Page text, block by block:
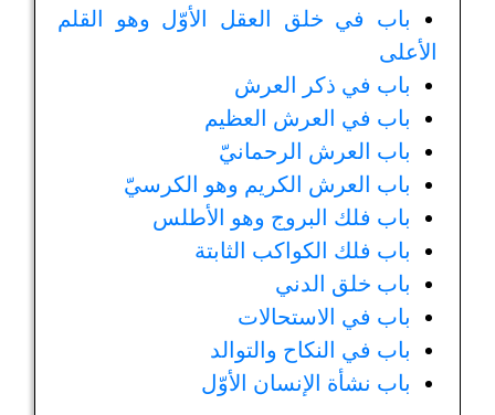
باب في خلق العقل الأوّل وهو القلم
الأعلى
باب في ذكر العرش
باب في العرش العظيم
باب العرش الرحمانيّ
باب العرش الكريم وهو الكرسيّ
باب فلك البروج وهو الأطلس
باب فلك الكواكب الثابتة
باب خلق الدني
باب في الاستحالات
باب في النكاح والتوالد
باب نشأة الإنسان الأوّل